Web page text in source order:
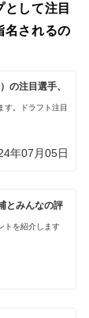
して注目
名されるの
の注目選手、
す。ドラフト注目
年07月05日
とみんなの評
トを紹介します